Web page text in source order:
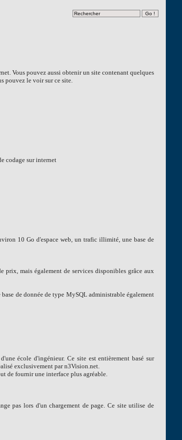
Vous pouvez aussi obtenir un site contenant quelques
pouvez le voir sur ce site.
codage sur internet
10 Go d'espace web, un trafic illimité, une base de
prix, mais également de services disponibles grâce aux
de donnée de type MySQL administrable également
école d'ingénieur. Ce site est entièrement basé sur
exclusivement par n3Vision.net.
de fournir une interface plus agréable.
pas lors d'un chargement de page. Ce site utilise de